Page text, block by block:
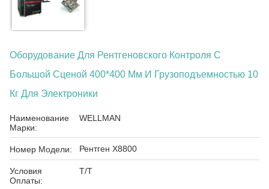
Оборудование Для Рентгеновского Контроля С
Большой Сценой 400*400 Мм И Грузоподъемностью 10
Кг Для Электроники
Наименование
Марки:
WELLMAN
Номер Модели: Рентген X8800
Условия
Оплаты:
Т/Т